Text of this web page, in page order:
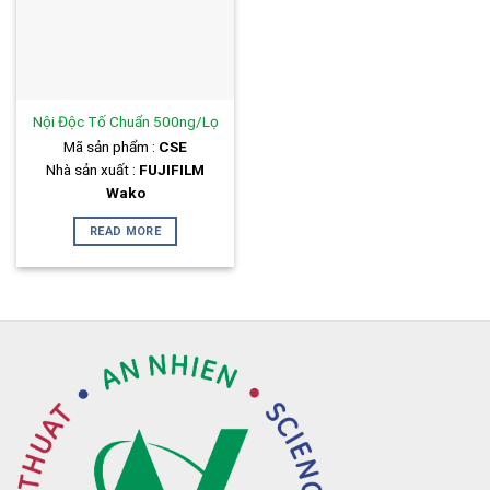
Nội Độc Tố Chuẩn 500ng/Lọ
Mã sản phẩm : CSE
Nhà sản xuất : FUJIFILM
Wako
READ MORE